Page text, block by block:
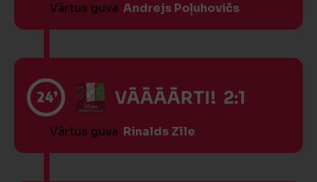
Vārtus guva Andrejs Poļuhovičs
24’ VĀĀĀĀRTI! 2:1
Vārtus guva Rinalds Zīle